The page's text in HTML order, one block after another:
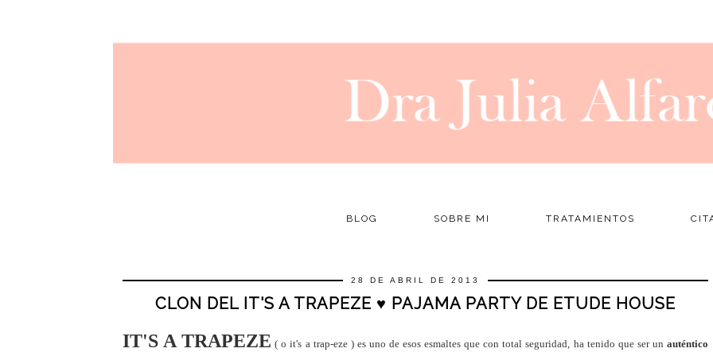
BLOG SOBRE MI TRATAMIENTOS
28 DE ABRIL DE 2013
CLON DEL IT'S A TRAPEZE ♥ PAJAMA PARTY DE ETUDE HOUSE
IT'S A TRAPEZE ( o it's a trap-eze ) es uno de esos esmaltes que con total seguridad, ha tenido que ser unauténtico